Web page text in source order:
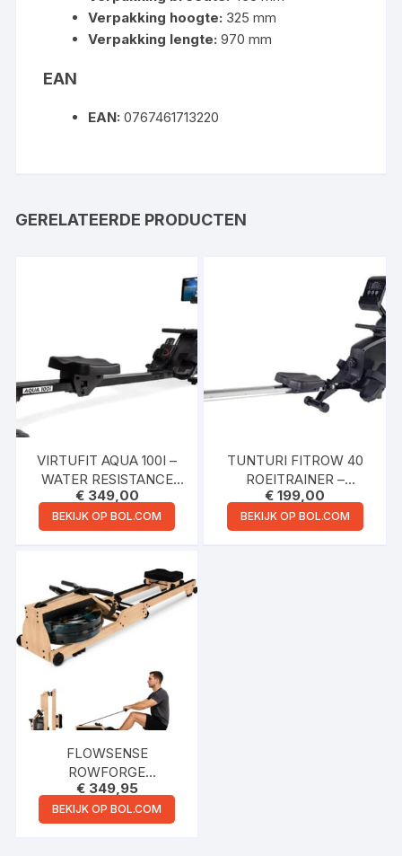
Verpakking hoogte: 325 mm
Verpakking lengte: 970 mm
EAN
EAN: 0767461713220
GERELATEERDE PRODUCTEN
VIRTUFIT AQUA 100I –
WATER RESISTANCE
ROEIMACHINE –
OPKLAPBAAR MODEL –
MET
KINOMAP & FITSHOW
APP – FULL-BODY
WORKOUT –
ROEITRAINER VOOR
THUIS
€349,00
BEKIJK OP BOL.COM
TUNTURI FITROW 40
ROEITRAINER –
ROEIMACHINE MET 8
WEERSTANDSNIVEAUS
– ROEIAPPARAAT
€ 199,00
BEKIJK OP BOL.COM
FLOWSENSE
ROWFORGE
ROEIMACHINE
INKLAPBAAR
WATERWEERSTAND
€349,95
BEKIJK OP BOL.COM